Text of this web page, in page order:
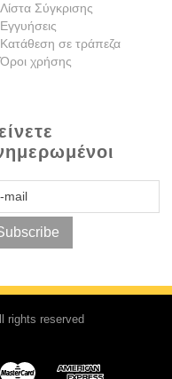
Λίστα Σύγκρισης
Εγγυήσεις
Κατάθεση σε τράπεζα
Όροι χρήσης
rights reserved